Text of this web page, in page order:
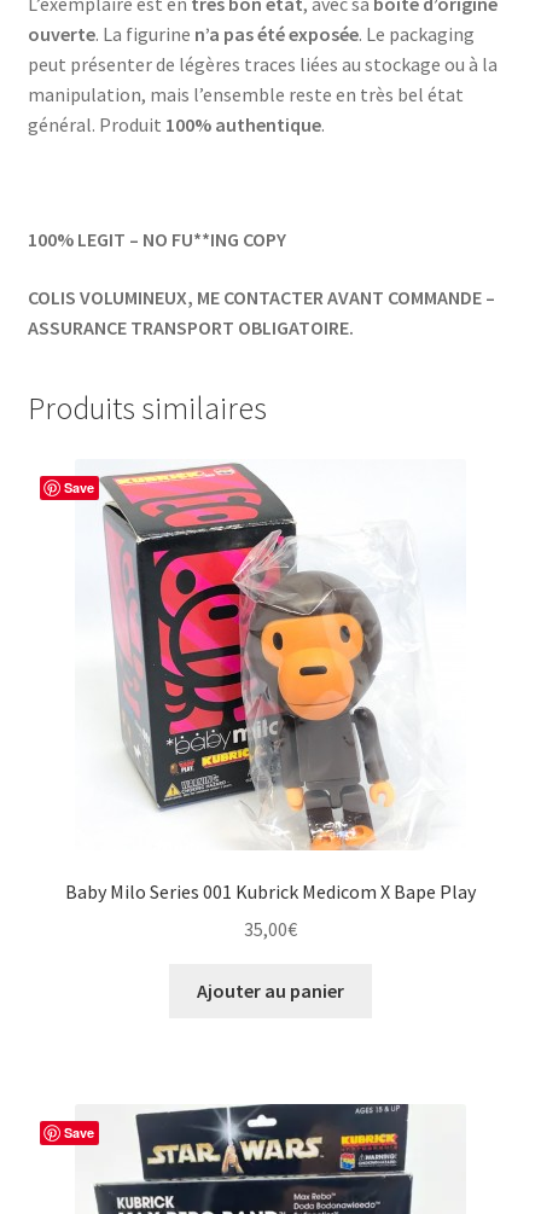
ouverte. La figurine n’a pas été exposée. Le packaging
peut présenter de légères traces liées au stockage ou à la
manipulation, mais l’ensemble reste en très bel état
général. Produit 100% authentique.
100% LEGIT – NO FU**ING COPY
COLIS VOLUMINEUX, ME CONTACTER AVANT COMMANDE –
ASSURANCE TRANSPORT OBLIGATOIRE.
Produits similaires
Save
Baby Milo Series 001 Kubrick Medicom X Bape Play
35,00€
Ajouter au panier
Save